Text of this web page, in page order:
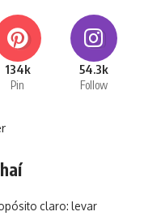
134k
Pin
54.3k
Follow
claro: levar